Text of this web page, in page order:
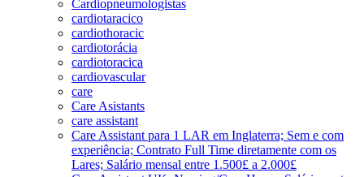
Cardiopneumologistas
cardiotaracico
cardiothoracic
cardiotorácia
cardiotoracica
cardiovascular
care
Care Asistants
care assistant
Care Assistant para 1 LAR em Inglaterra; Sem e com
experiência; Contrato Full Time diretamente com os
Lares; Salário mensal entre 1.500£ a 2.000£